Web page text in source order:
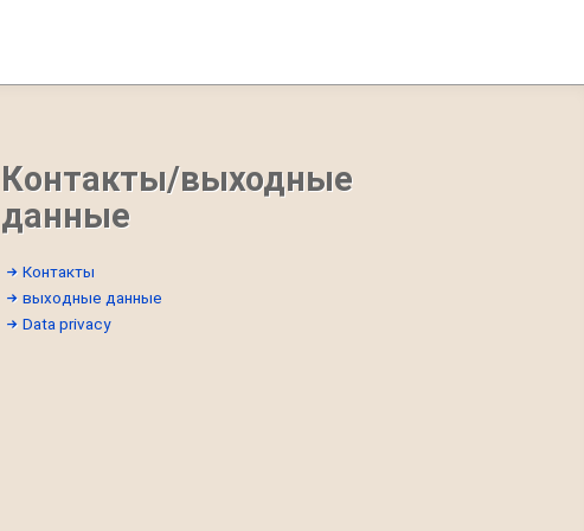
Контакты/выходные
данные
Контакты
выходные данные
Data privacy